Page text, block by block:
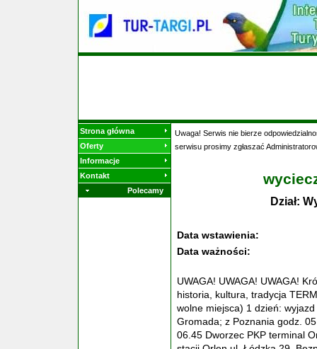
Strona główna
Oferty
Informacje
Kontakt
Polecamy
Uwaga! Serwis nie bierze
serwisu prosimy zgłaszać
Dział:
Data wstawienia:
Data ważności:
UWAGA! UWAGA! UWAGA!
historia, kultura, tradycja
wolne miejsca) 1 dzień:
Gromada; z Poznania godz.
06.45 Dworzec PKP terminal